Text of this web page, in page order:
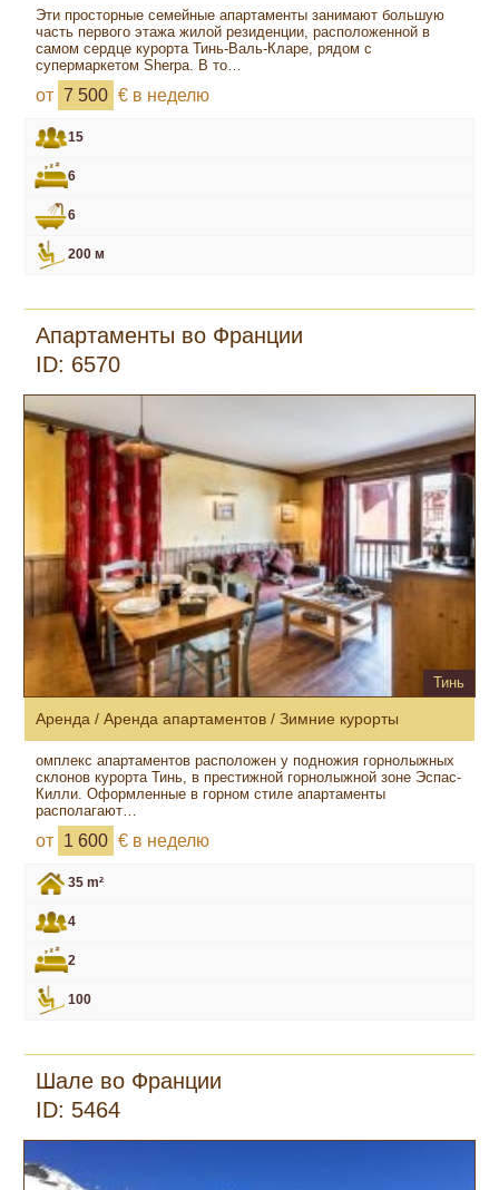
Эти просторные семейные апартаменты занимают большую
часть первого этажа жилой резиденции, расположенной в
самом сердце курорта Тинь-Валь-Кларе, рядом с
супермаркетом Sherpa. В то…
от 7 500 € в неделю
15
6
6
200 м
Апартаменты во Франции
ID: 6570
Тинь
Аренда / Аренда апартаментов / Зимние курорты
омплекс апартаментов расположен у подножия горнолыжных
склонов курорта Тинь, в престижной горнолыжной зоне Эспас-
Килли. Оформленные в горном стиле апартаменты
располагают…
от 1 600 € в неделю
35 m²
4
2
100
Шале во Франции
ID: 5464